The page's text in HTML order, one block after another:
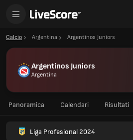
Calcio Argentina Argentinos Juniors
Argentinos Juniors
Argentina
Panoramica Calendari Risultati
Liga Profesional 2024